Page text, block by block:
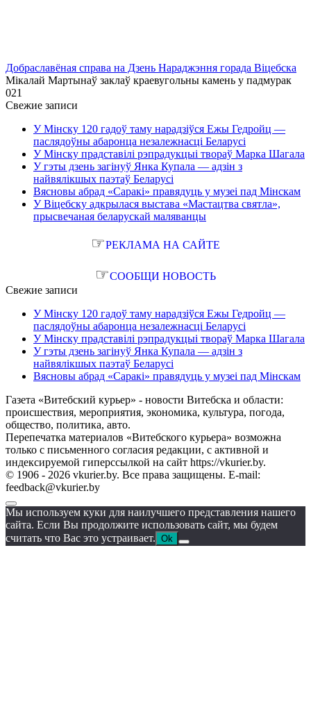
Добраславёная справа на Дзень Нараджэння горада Віцебска
Мікалай Мартынаў заклаў краевугольны камень у падмурак
021
Свежие записи
У Мінску 120 гадоў таму нарадзіўся Ежы Гедройц —
паслядоўны абаронца незалежнасці Беларусі
У Мінску прадставілі рэпрадукцыі твораў Марка Шагала
У гэты дзень загінуў Янка Купала — адзін з
найвялікшых паэтаў Беларусі
Вясновы абрад «Саракі» правядуць у музеі пад Мінскам
У Віцебску адкрылася выстава «Мастацтва святла»,
прысвечаная беларускай маляванцы
☞РЕКЛАМА НА САЙТЕ
☞СООБЩИ НОВОСТЬ
Свежие записи
У Мінску 120 гадоў таму нарадзіўся Ежы Гедройц —
паслядоўны абаронца незалежнасці Беларусі
У Мінску прадставілі рэпрадукцыі твораў Марка Шагала
У гэты дзень загінуў Янка Купала — адзін з
найвялікшых паэтаў Беларусі
Вясновы абрад «Саракі» правядуць у музеі пад Мінскам
Газета «Витебский курьер» - новости Витебска и области:
происшествия, мероприятия, экономика, культура, погода,
общество, политика, авто.
Перепечатка материалов «Витебского курьера» возможна
только с письменного согласия редакции, с активной и
индексируемой гиперссылкой на сайт https://vkurier.by.
© 1906 - 2026 vkurier.by. Все права защищены. E-mail:
feedback@vkurier.by
Мы используем куки для наилучшего представления нашего
сайта. Если Вы продолжите использовать сайт, мы будем
считать что Вас это устраивает. Ok